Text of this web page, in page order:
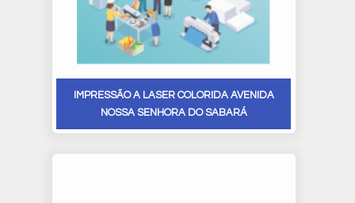
IMPRESSÃO A LASER COLORIDA AVENIDA
NOSSA SENHORA DO SABARÁ